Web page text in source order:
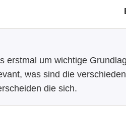
erstmal um wichtige
was sind die
die sich.